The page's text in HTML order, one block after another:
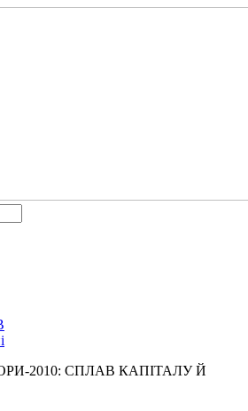
2010: СПЛАВ КАПІТАЛУ Й